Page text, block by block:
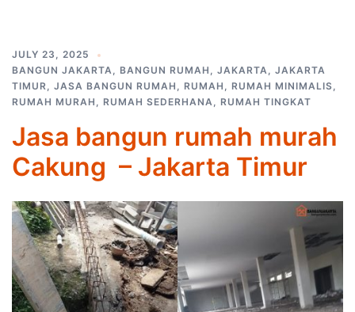
JULY 23, 2025
BANGUN JAKARTA, BANGUN RUMAH , JAKARTA, JAKARTA
TIMUR, JASA BANGUN RUMAH , RUMAH , RUMAH MINIMALIS,
RUMAH MURAH , RUMAH SEDERHANA, RUMAH TINGKAT
Jasa bangun rumah murah
Cakung – Jakarta Timur